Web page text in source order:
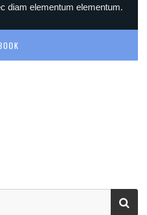
diam elementum elementum.